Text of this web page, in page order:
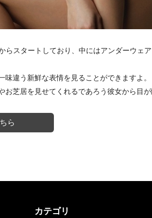
らスタートしており、中にはアンダーウェ
味違う新鮮な表情を見ることができますよ。
お芝居を見せてくれるであろう彼女から目が
ら
カテゴリ